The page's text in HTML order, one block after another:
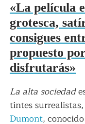
«La película
grotesca,
consigues
propuesto por
disfrutarás»
La alta sociedad
tintes
Dumont,